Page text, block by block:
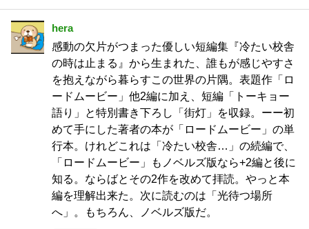
hera
感動の欠片がつまった優しい短編集『冷たい校舎
の時は止まる』から生まれた、誰もが感じやすさ
を抱えながら暮らすこの世界の片隅。表題作「ロ
ードムービー」他2編に加え、短編「トーキョー
語り」と特別書き下ろし「街灯」を収録。ーー初
めて手にした著者の本が「ロードムービー」の単
行本。けれどこれは「冷たい校舎…」の続編で、
「ロードムービー」もノベルズ版なら+2編と後に
知る。ならばとその2作を改めて拝読。やっと本
編を理解出来た。次に読むのは「光待つ場所
へ」。もちろん、ノベルズ版だ。